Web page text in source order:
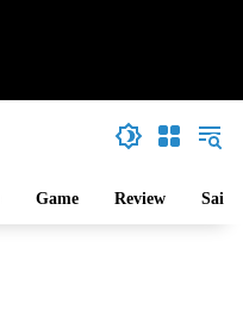
Game Review Sains